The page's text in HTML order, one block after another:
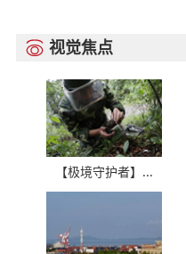
 视觉焦点
【极境守护者】...